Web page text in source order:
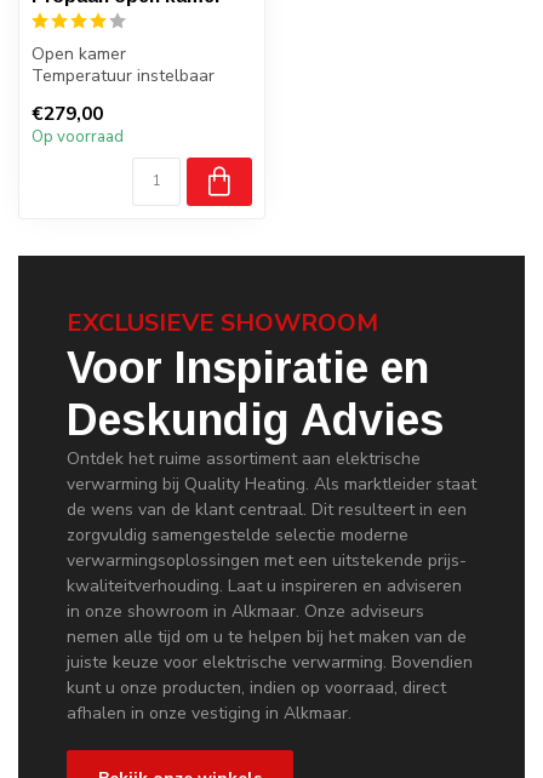
Open kamer
Temperatuur instelbaar
Batterijen
€279,00
Op voorraad
EXCLUSIEVE SHOWROOM
Voor Inspiratie en
Deskundig Advies
Ontdek het ruime assortiment aan elektrische
verwarming bij Quality Heating. Als marktleider staat
de wens van de klant centraal. Dit resulteert in een
zorgvuldig samengestelde selectie moderne
verwarmingsoplossingen met een uitstekende prijs-
kwaliteitverhouding. Laat u inspireren en adviseren
in onze showroom in Alkmaar. Onze adviseurs
nemen alle tijd om u te helpen bij het maken van de
juiste keuze voor elektrische verwarming. Bovendien
kunt u onze producten, indien op voorraad, direct
afhalen in onze vestiging in Alkmaar.